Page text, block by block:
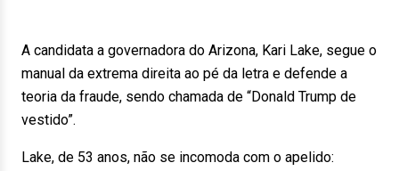
A candidata a governadora do Arizona, Kari Lake, segue o
manual da extrema direita ao pé da letra e defende a
teoria da fraude, sendo chamada de “Donald Trump de
vestido”.
Lake, de 53 anos, não se incomoda com o apelido: